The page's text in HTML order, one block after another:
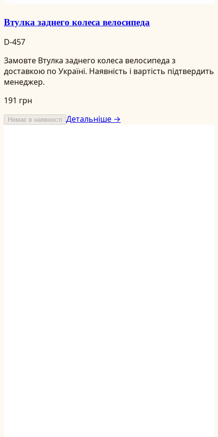
Втулка заднего колеса велосипеда
D-457
Замовте Втулка заднего колеса велосипеда з
доставкою по Україні. Наявність і вартість підтвердить
менеджер.
191 грн
Немає в наявності Детальніше →